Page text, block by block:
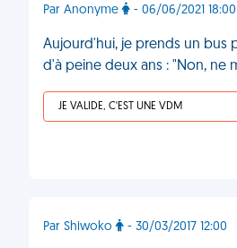
Par Anonyme - 06/06/2021 18:00
Aujourd'hui, je prends un bus
d'à peine deux ans : "Non, ne
JE VALIDE, C'EST UNE VDM
Par Shiwoko - 30/03/2017 12:00